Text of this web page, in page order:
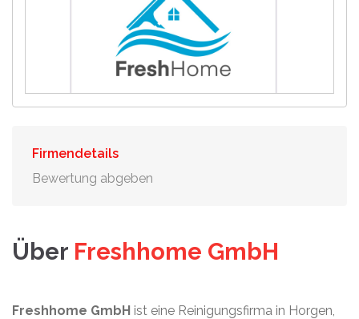
Firmendetails
Bewertung abgeben
Über Freshhome GmbH
Freshhome GmbH ist eine Reinigungsfirma in Horgen,